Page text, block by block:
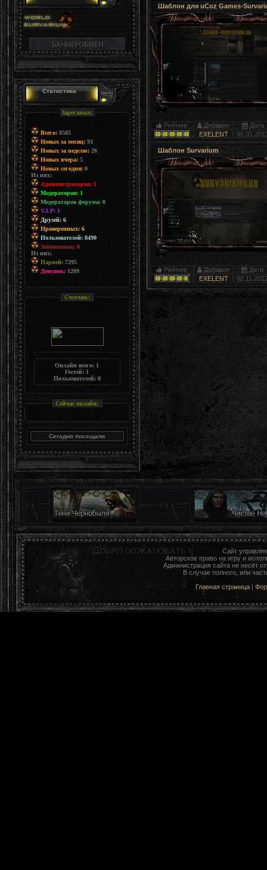
Статистика
Зареганых:
Всего:8505
Новых за месяц:93
Новых за неделю:26
Новых вчера:5
Новых сегодня:0
Из них:
Администраторов: 1
Модераторов: 1
Модераторов форума: 0
V.I.P: 1
Друзей: 6
Проверенных: 6
Пользователей: 8490
Забаненных: 0
Из них:
Парней:7295
Девушек:1209
Счетчик:
Онлайн всего: 1
Гостей: 1
Пользователей: 0
Сейчас онлайн:
Шаблон для uCoz Games-
Рейтинг Добавил
Дата
EXELENT
Шаблон Survarium
Рейтинг Добавил
Дата
EXELENT
Сайт
Авторское право на игру и
Администрация сайта не несёт
В случае полного, или
Главная страница |